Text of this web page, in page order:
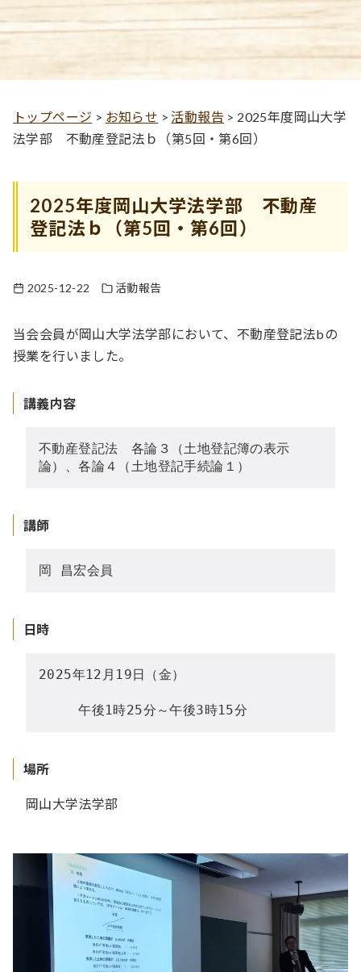
トップページ > お知らせ > 活動報告 > 2025年度岡山大学
法学部 不動産登記法ｂ（第5回・第6回）
2025年度岡山大学法学部 不動産
登記法ｂ（第5回・第6回）
2025-12-22 活動報告
当会会員が岡山大学法学部において、不動産登記法bの
授業を行いました。
講義内容
不動産登記法　各論３（土地登記簿の表示
論）、各論４（土地登記手続論１）
講師
岡 昌宏会員
日時
2025年12月19日（金）
午後1時25分～午後3時15分
場所
岡山大学法学部